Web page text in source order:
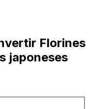
Florines
japoneses